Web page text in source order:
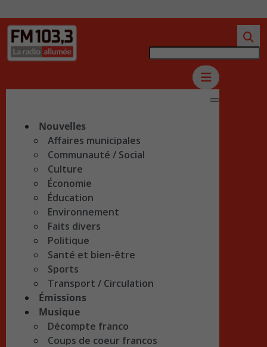
Nouvelles
Affaires municipales
Communauté / Social
Culture
Économie
Éducation
Environnement
Faits divers
Politique
Santé et bien-être
Sports
Transport / Circulation
Émissions
Musique
Décompte franco
Coups de coeur francos